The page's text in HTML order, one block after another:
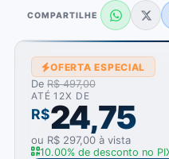
COMPARTILHE
OFERTA ESPECIAL
De R$ 497,00
ATÉ 12X DE
R$24,75
ou R$ 297,00 à vista
10.00% de desconto no